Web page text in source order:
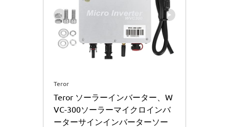
Teror
Teror ソーラーインバーター、W
VC-300ソーラーマイクロインバ
ーターサインインバーターソー